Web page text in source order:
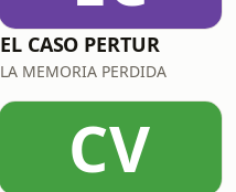
EL CASO PERTUR
LA MEMORIA PERDIDA
CV